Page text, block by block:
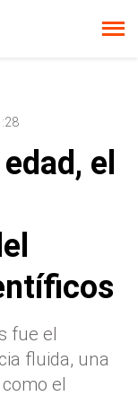
el
fue el
fluida, una
el